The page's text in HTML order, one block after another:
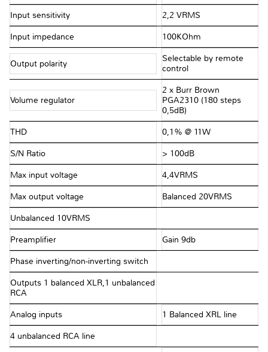
Input sensitivity 2,2 VRMS
Input impedance 100KOhm
Output polarity
Selectable by remote
control
Volume regulator
2 x Burr Brown
PGA2310 (180 steps
0,5dB)
THD 0,1% @ 11W
S/N Ratio > 100dB
Max input voltage 4,4VRMS
Max output voltage Balanced 20VRMS
Unbalanced 10VRMS
Preamplifier Gain 9db
Phase inverting/non-inverting switch
Outputs 1 balanced XLR,1 unbalanced
RCA
Analog inputs 1 Balanced XRL line
4 unbalanced RCA line